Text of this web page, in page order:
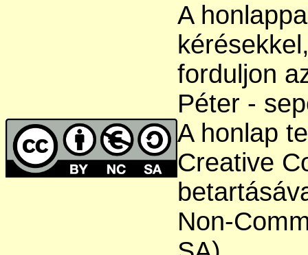
A
forduljon
Péter -
A honlap
Creative
Non-